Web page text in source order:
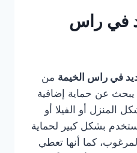
في راس
في راس الخيمة من
عن حماية إضافية
المنزل أو الفيلا أو
بشكل كبير لحماية
كما أنها تعطي